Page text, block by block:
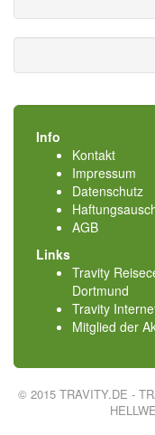
Info
Kontakt
Impressum
Datenschutz
AGB
Links
Travity
Dortmund
Travity
Mitglied der
© 2015 TRAVITY.DE -